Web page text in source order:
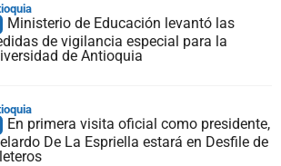
Ministerio de Educación levantó las
de vigilancia especial para la
de Antioquia
En primera visita oficial como presidente,
De La Espriella estará en Desfile de